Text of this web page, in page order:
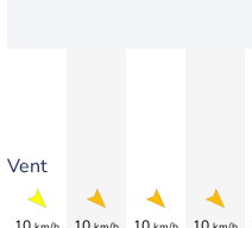
Vent